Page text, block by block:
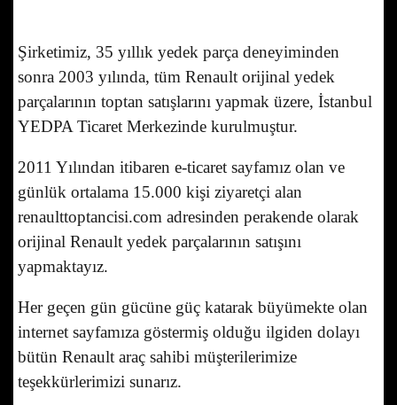
Şirketimiz, 35 yıllık yedek parça deneyiminden
sonra 2003 yılında, tüm Renault orijinal yedek
parçalarının toptan satışlarını yapmak üzere, İstanbul
YEDPA Ticaret Merkezinde kurulmuştur.
2011 Yılından itibaren e-ticaret sayfamız olan ve
günlük ortalama 15.000 kişi ziyaretçi alan
renaulttoptancisi.com adresinden perakende olarak
orijinal Renault yedek parçalarının satışını
yapmaktayız.
Her geçen gün gücüne güç katarak büyümekte olan
internet sayfamıza göstermiş olduğu ilgiden dolayı
bütün Renault araç sahibi müşterilerimize
teşekkürlerimizi sunarız.